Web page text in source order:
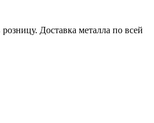
Доставка металла по всей